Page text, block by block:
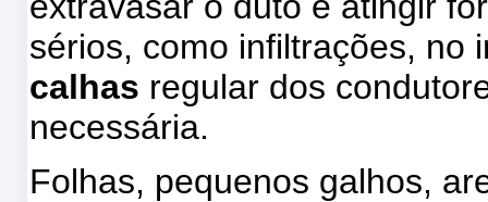
sérios, como infiltrações, no
calhas regular dos
necessária.
Folhas, pequenos galhos,